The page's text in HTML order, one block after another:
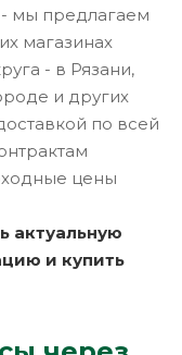
- мы предлагаем
магазинах
- в Рязани,
и других
по всей
цены
актуальную
и купить